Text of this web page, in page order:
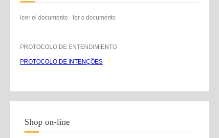
leer el documento - ler o documento
PROTOCOLO DE ENTENDIMIENTO
PROTOCOLO DE INTENÇÕES
Shop on-line